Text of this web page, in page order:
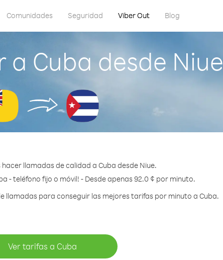
Comunidades Seguridad Viber Out Blog
a Cuba desde Niue
llamadas de calidad a Cuba desde Niue.
- teléfono fijo o móvil! - Desde apenas 92.0 ¢ por minuto.
llamadas para conseguir las mejores tarifas por minuto a Cuba.
Ver tarifas a Cuba